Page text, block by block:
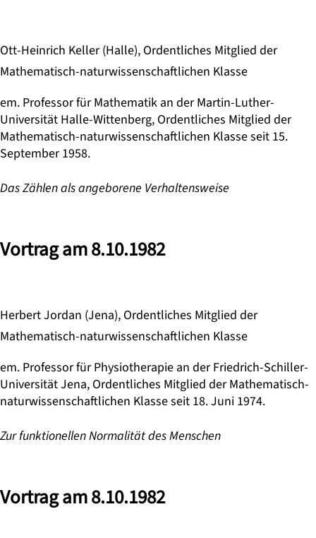
Ott-Heinrich Keller (Halle), Ordentliches Mitglied der
Mathematisch-naturwissenschaftlichen Klasse
em. Professor für Mathematik an der Martin-Luther-
Universität Halle-Wittenberg, Ordentliches Mitglied der
Mathematisch-naturwissenschaftlichen Klasse seit 15.
September 1958.
Das Zählen als angeborene Verhaltensweise
Vortrag am 8.10.1982
Herbert Jordan (Jena), Ordentliches Mitglied der
Mathematisch-naturwissenschaftlichen Klasse
em. Professor für Physiotherapie an der Friedrich-Schiller-
Universität Jena, Ordentliches Mitglied der Mathematisch-
naturwissenschaftlichen Klasse seit 18. Juni 1974.
Zur funktionellen Normalität des Menschen
Vortrag am 8.10.1982